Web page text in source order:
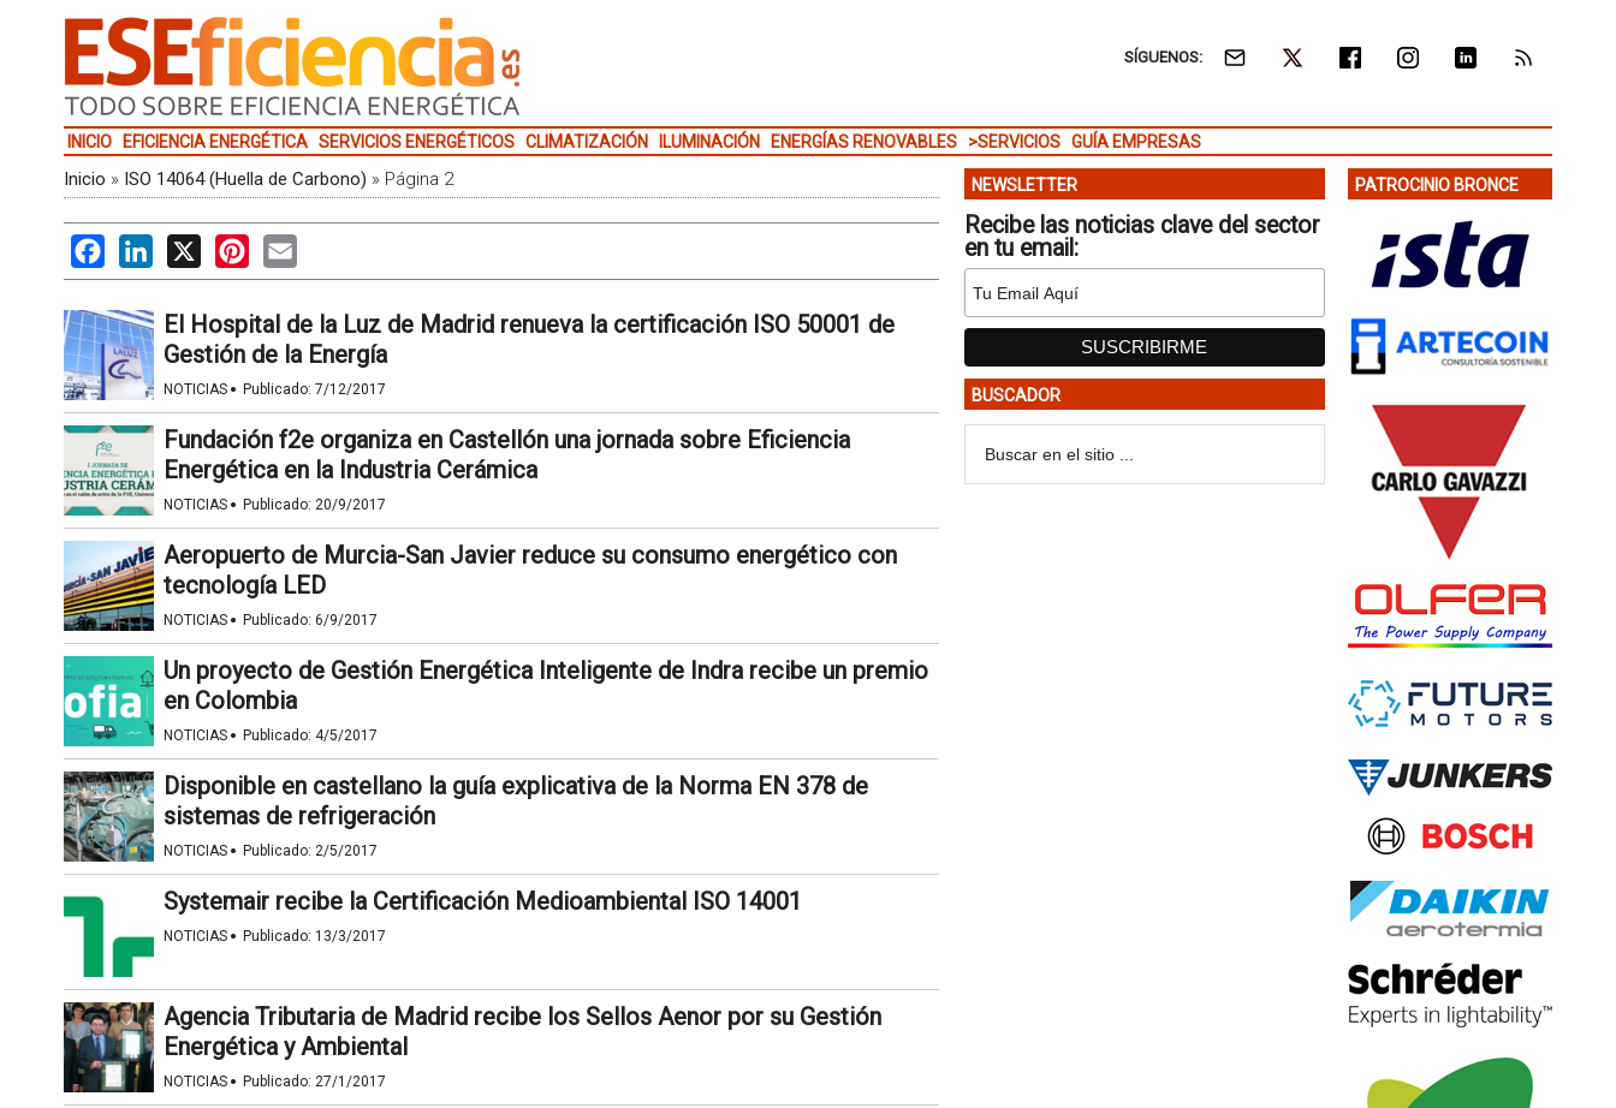
SÍGUENOS:
INICIO EFICIENCIA ENERGÉTICA SERVICIOS ENERGÉTICOS CLIMATIZACIÓN ILUMINACIÓN ENERGÍAS RENOVABLES >SERVICIOS GUÍA EMPRESAS
Inicio » ISO 14064 (Huella de Carbono) » Página 2
FacebookLinkedIn
X PinterestEmail
El Hospital de la Luz de Madrid renueva la certificación ISO 50001 de
Gestión de la Energía
NOTICIAS · Publicado: 7/12/2017
Fundación f2e organiza en Castellón una jornada sobre Eficiencia
Energética en la Industria Cerámica
NOTICIAS · Publicado: 20/9/2017
Aeropuerto de Murcia-San Javier reduce su consumo energético con
tecnología LED
NOTICIAS · Publicado: 6/9/2017
Un proyecto de Gestión Energética Inteligente de Indra recibe un premio
en Colombia
NOTICIAS · Publicado: 4/5/2017
Disponible en castellano la guía explicativa de la Norma EN 378 de
sistemas de refrigeración
NOTICIAS · Publicado: 2/5/2017
Systemair recibe la Certificación Medioambiental ISO 14001
NOTICIAS · Publicado: 13/3/2017
Agencia Tributaria de Madrid recibe los Sellos Aenor por su Gestión
Energética y Ambiental
NOTICIAS · Publicado: 27/1/2017
NEWSLETTER
Recibe las noticias clave del sector
en tu email:
BUSCADOR
PATROCINIO BRONCE